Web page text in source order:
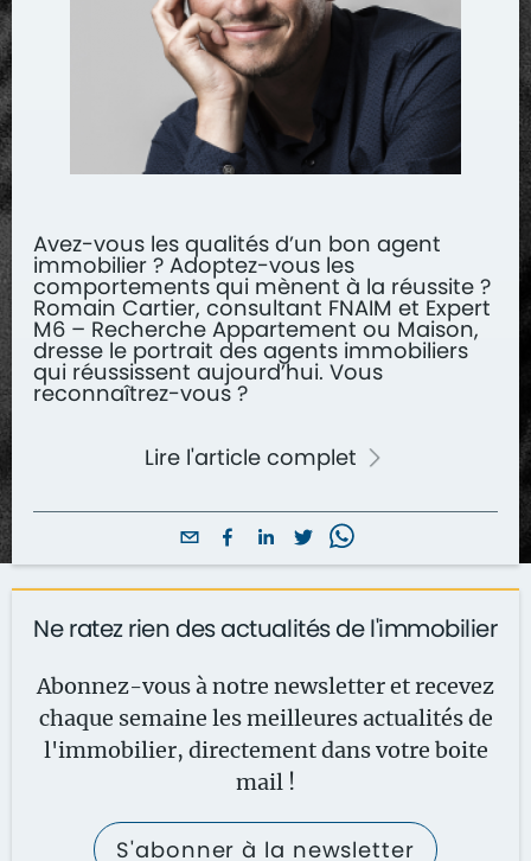
Avez-vous les qualités d’un bon agent
immobilier ? Adoptez-vous les
comportements qui mènent à la réussite ?
Romain Cartier, consultant FNAIM et Expert
M6 – Recherche Appartement ou Maison,
dresse le portrait des agents immobiliers
qui réussissent aujourd’hui. Vous
reconnaîtrez-vous ?
Lire l'article complet
Ne ratez rien des actualités de l'immobilier
Abonnez-vous à notre newsletter et recevez
chaque semaine les meilleures actualités de
l'immobilier, directement dans votre boite
mail !
S'abonner à la newsletter